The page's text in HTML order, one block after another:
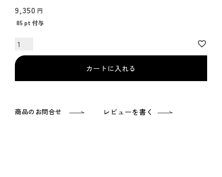
9,350
85 pt 付与
カートに入れる
商品のお問合せ レビューを書く